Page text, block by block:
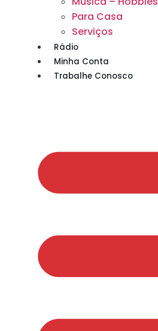
Para Casa
Serviços
Rádio
Minha Conta
Trabalhe Conosco